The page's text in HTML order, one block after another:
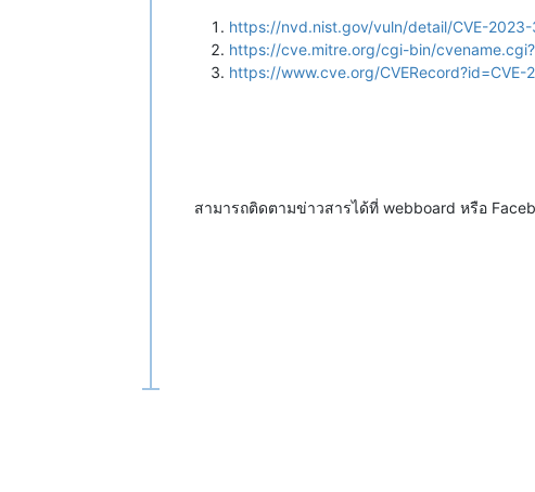
https://nvd.nist.gov/vuln/detail/CVE-2023-
https://cve.mitre.org/cgi-bin/
https://www.cve.org/CVERecord?id=CVE-
สามารถติดตามข่าวสารได้ที่ webboard หรือ